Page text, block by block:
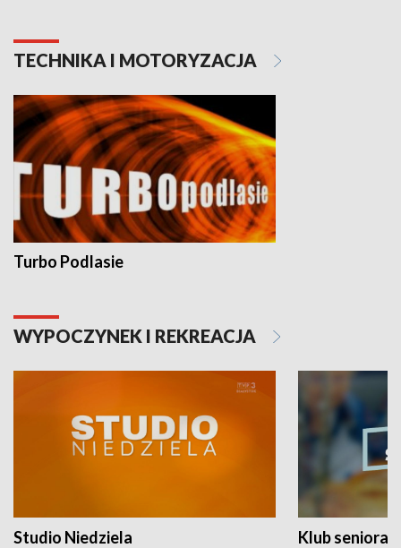
TECHNIKA I MOTORYZACJA
Turbo Podlasie
WYPOCZYNEK I REKREACJA
Studio Niedziela Klub seniora